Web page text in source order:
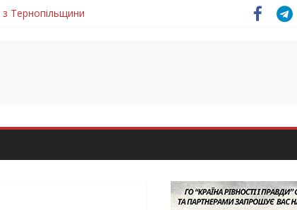
Тернопільщини
до рідного дому «на щиті»
Володимир Паламарчук
захисник Михайло Скоробогатий з Тернопільщини